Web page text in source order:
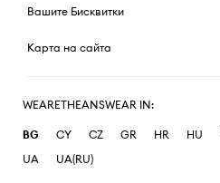
Вашите Бисквитки
Карта на сайта
WEARETHEANSWEAR IN:
BG CY CZ GR HR HU
UA
UA(RU)